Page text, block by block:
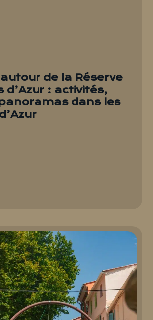
de la Réserve
d’Azur : activités,
dans les